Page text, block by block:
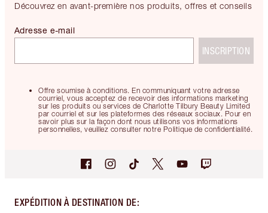
Découvrez en avant-première nos produits, offres et conseils
Offre soumise à conditions. En communiquant votre adresse
courriel, vous acceptez de recevoir des informations marketing
sur les produits ou services de Charlotte Tilbury Beauty Limited
par courriel et sur les plateformes des réseaux sociaux. Pour en
savoir plus sur la façon dont nous utilisons vos informations
personnelles, veuillez consulter notre Politique de confidentialité.
Adresse e-mail
INSCRIPTION
EXPÉDITION À DESTINATION DE: